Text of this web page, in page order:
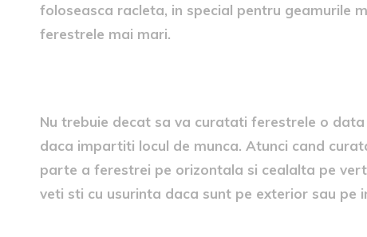
foloseasca racleta, in special pentru geamurile
ferestrele mai mari.
Nu trebuie decat sa va curatati ferestrele o
daca impartiti locul de munca. Atunci cand
parte a ferestrei pe orizontala si cealalta pe
veti sti cu usurinta daca sunt pe exterior sau pe